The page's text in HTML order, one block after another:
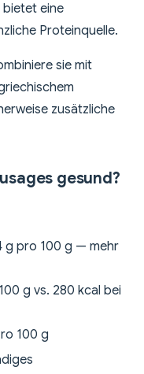
bietet eine
Proteinquelle.
sie mit
zusätzliche
gesund?
g pro 100 g — mehr
g vs. 280 kcal bei
100 g